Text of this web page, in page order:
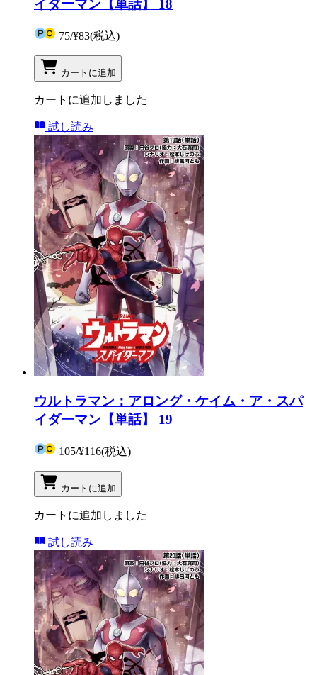
イダーマン【単話】 18
75/¥83(税込)
カートに追加
カートに追加しました
試し読み
ウルトラマン：アロング・ケイム・ア・スパ
イダーマン【単話】 19
105/¥116(税込)
カートに追加
カートに追加しました
試し読み